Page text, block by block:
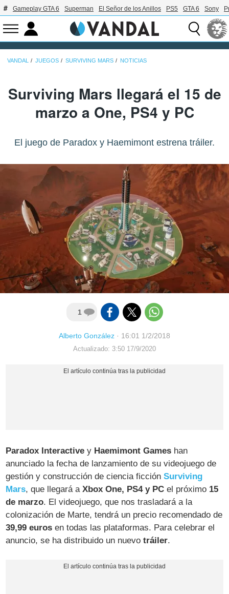
Gameplay GTA 6 Superman El Señor de los Anillos PS5 GTA 6 Sony
VANDAL JUEGOS SURVIVING MARS NOTICIAS
Surviving Mars llegará el 15 de
marzo a One, PS4 y PC
El juego de Paradox y Haemimont estrena tráiler.
1
Alberto González · 16:01 1/2/2018
Actualizado: 3:50 17/9/2020
Paradox Interactive y Haemimont Games han
anunciado la fecha de lanzamiento de su videojuego de
gestión y construcción de ciencia ficciónSurviving
Mars, que llegará aXbox One, PS4 y PC el próximo 15
de marzo. El videojuego, que nos trasladará a la
colonización de Marte, tendrá un precio recomendado de
39,99 euros en todas las plataformas. Para celebrar el
anuncio, se ha distribuido un nuevotráiler.